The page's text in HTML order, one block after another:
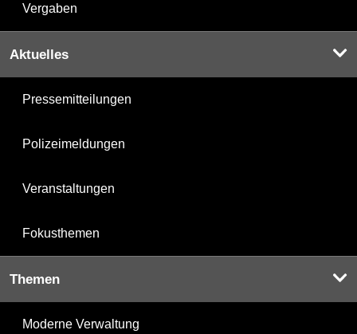
Vergaben
Aktuelles
Pressemitteilungen
Polizeimeldungen
Veranstaltungen
Fokusthemen
Themen
Moderne Verwaltung